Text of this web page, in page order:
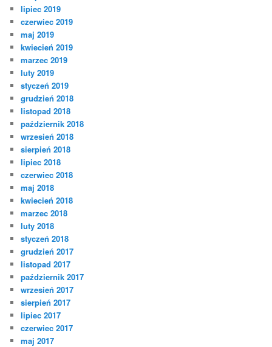
lipiec 2019
czerwiec 2019
maj 2019
kwiecień 2019
marzec 2019
luty 2019
styczeń 2019
grudzień 2018
listopad 2018
październik 2018
wrzesień 2018
sierpień 2018
lipiec 2018
czerwiec 2018
maj 2018
kwiecień 2018
marzec 2018
luty 2018
styczeń 2018
grudzień 2017
listopad 2017
październik 2017
wrzesień 2017
sierpień 2017
lipiec 2017
czerwiec 2017
maj 2017